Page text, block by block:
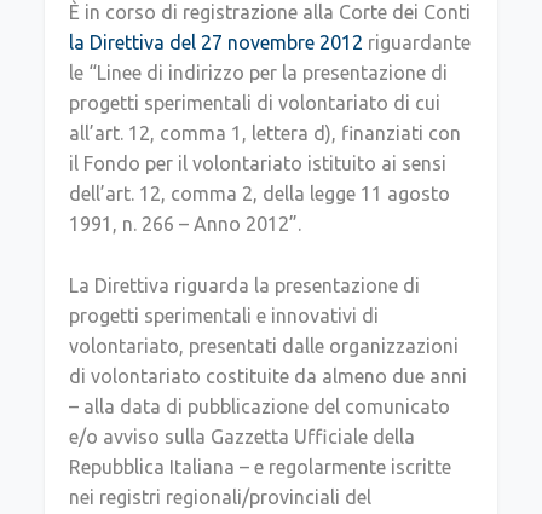
È in corso di registrazione alla Corte dei Conti
la Direttiva del 27 novembre 2012 riguardante
le “Linee di indirizzo per la presentazione di
progetti sperimentali di volontariato di cui
all’art. 12, comma 1, lettera d), finanziati con
il Fondo per il volontariato istituito ai sensi
dell’art. 12, comma 2, della legge 11 agosto
1991, n. 266 – Anno 2012”.
La Direttiva riguarda la presentazione di
progetti sperimentali e innovativi di
volontariato, presentati dalle organizzazioni
di volontariato costituite da almeno due anni
– alla data di pubblicazione del comunicato
e/o avviso sulla Gazzetta Ufficiale della
Repubblica Italiana – e regolarmente iscritte
nei registri regionali/provinciali del